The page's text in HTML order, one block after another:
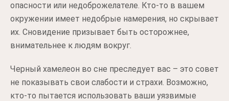
опасности или недоброжелателе. Кто-то в вашем
окружении имеет недобрые намерения, но скрывает
их. Сновидение призывает быть осторожнее,
внимательнее к людям вокруг.
Черный хамелеон во сне преследует вас – это совет
не показывать свои слабости и страхи. Возможно,
кто-то пытается использовать ваши уязвимые